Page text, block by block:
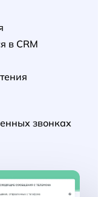
в CRM
звонках